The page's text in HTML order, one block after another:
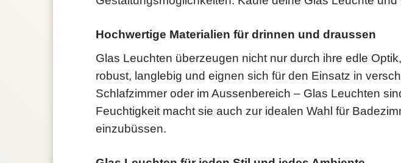
Hochwertige Materialien für drinnen und draussen
Glas Leuchten überzeugen nicht nur durch ihre edle
robust, langlebig und eignen sich für den Einsatz in
Schlafzimmer oder im Aussenbereich – Glas Leuchten
Feuchtigkeit macht sie auch zur idealen Wahl für
einzubüssen.